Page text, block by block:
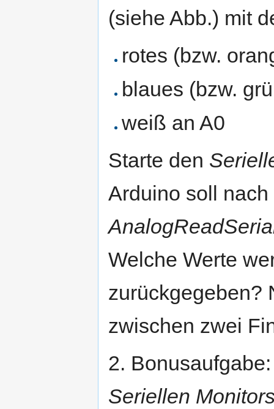
(siehe Abb.) mit
rotes (bzw.
blaues (bzw.
weiß an A0
Starte den
Arduino soll
Welche Werte
zurückgegeben?
zwischen zwei
2.
Seriellen